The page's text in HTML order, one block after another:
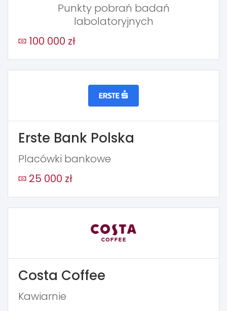
Punkty pobrań badań
labolatoryjnych
100 000 zł
Erste Bank Polska
Placówki bankowe
25 000 zł
Costa Coffee
Kawiarnie